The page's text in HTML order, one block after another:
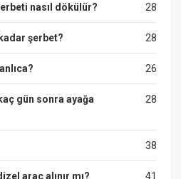
28
nasıl dökülür?
28
şerbet?
26
28
gün sonra ayağa
38
41
araç alınır mı?